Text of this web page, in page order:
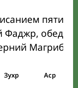
пяти
Фаджр,
Магриб
Зухр Аср